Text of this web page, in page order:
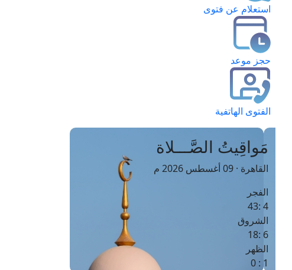
استعلام عن فتوى
حجز موعد
الفتوى الهاتفية
مَواقِيتُ الصَّـــلاة
القاهرة · 09 أغسطس 2026 م
الفجر
4 :43
الشروق
6 :18
الظهر
1 : 0